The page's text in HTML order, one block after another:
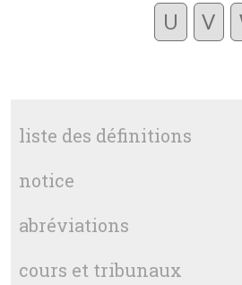
U
V
liste des définitions
notice
abréviations
cours et tribunaux